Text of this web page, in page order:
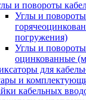
и повороты
Углы и
погружения)
Углы и
оцинкованные
для
и
кабельных